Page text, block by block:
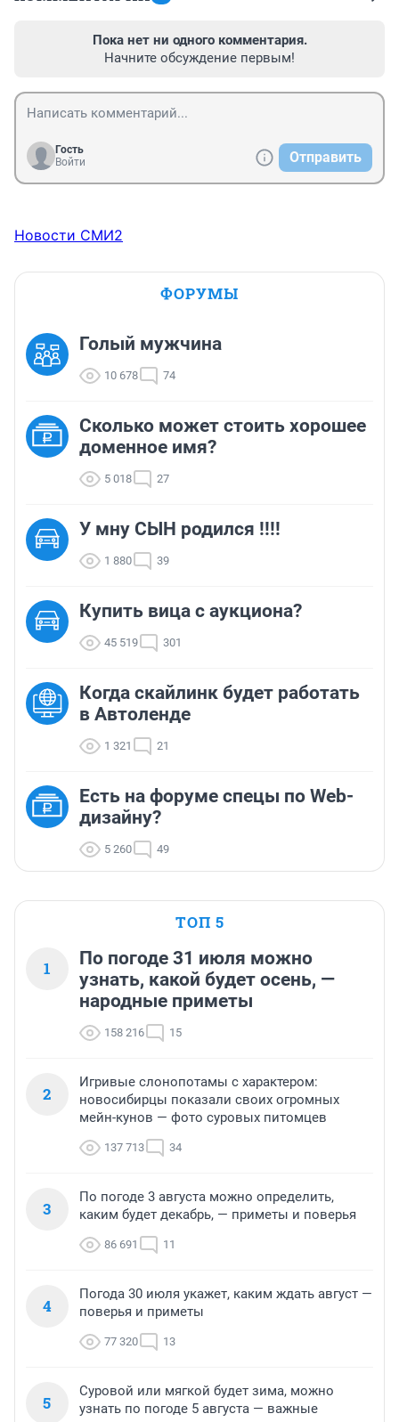
Пока нет ни одного комментария.
Начните обсуждение первым!
Гость
Войти
Отправить
Новости СМИ2
ФОРУМЫ
Голый мужчина
10 678 74
Сколько может стоить хорошее
доменное имя?
5 018 27
У мну СЫН родился !!!!
1 880 39
Купить вица с аукциона?
45 519 301
Когда скайлинк будет работать
в Автоленде
1 321 21
Есть на форуме спецы по Web-
дизайну?
5 260 49
ТОП 5
1
По погоде 31 июля можно
узнать, какой будет осень, —
народные приметы
158 216 15
2
Игривые слонопотамы с характером:
новосибирцы показали своих огромных
мейн-кунов — фото суровых питомцев
137 713 34
3
По погоде 3 августа можно определить,
каким будет декабрь, — приметы и поверья
86 691 11
4
Погода 30 июля укажет, каким ждать август —
поверья и приметы
77 320 13
5
Суровой или мягкой будет зима, можно
узнать по погоде 5 августа — важные